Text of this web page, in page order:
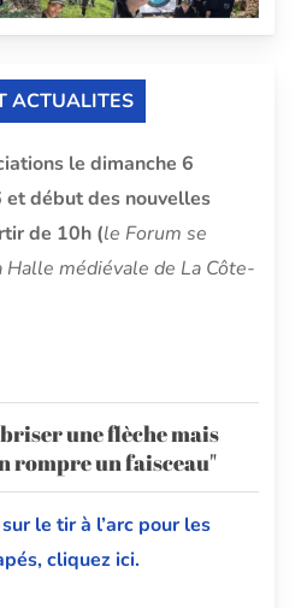
ACTUALITES
le dimanche 6
début des nouvelles
de 10h (le Forum se
médiévale de La Côte-
une flèche mais
rompre un faisceau"
le tir à l’arc pour les
cliquez ici.